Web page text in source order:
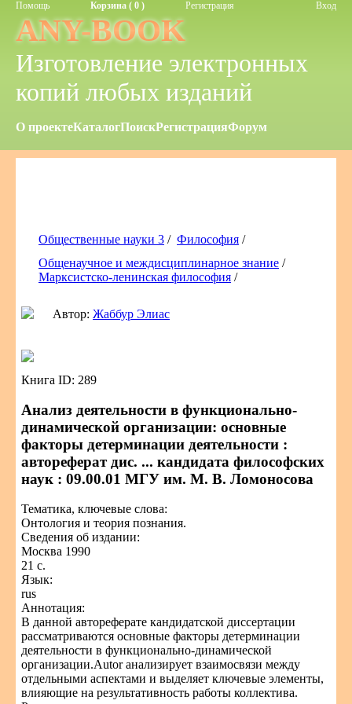
Помощь Корзина ( 0 ) Регистрация Вход
ANY-BOOK
Изготовление электронных
копий любых изданий
О проектеКаталогПоискРегистрацияФорум
Общественные науки 3 / Философия /
Общенаучное и междисциплинарное знание /
Марксистско-ленинская философия /
Автор: Жаббур Элиас
Книга ID: 289
Анализ деятельности в функционально-
динамической организации: основные
факторы детерминации деятельности :
автореферат дис. ... кандидата философских
наук : 09.00.01 МГУ им. М. В. Ломоносова
Тематика, ключевые слова:
Онтология и теория познания.
Сведения об издании:
Москва 1990
21 с.
Язык:
rus
Аннотация:
В данной автореферате кандидатской диссертации
рассматриваются основные факторы детерминации
деятельности в функционально-динамической
организации.Autor анализирует взаимосвязи между
отдельными аспектами и выделяет ключевые элементы,
влияющие на результативность работы коллектива.